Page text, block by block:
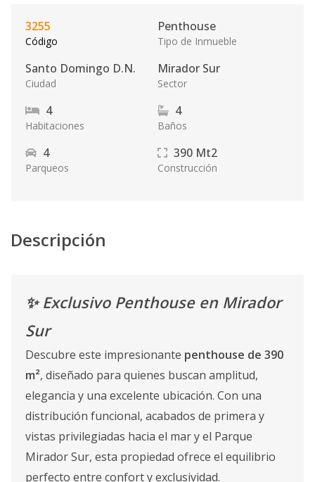
3255
Código
Penthouse
Tipo de Inmueble
Santo Domingo D.N.
Ciudad
Mirador Sur
Sector
4
Habitaciones
4
Baños
4
Parqueos
390 Mt2
Construcción
Descripción
✨ Exclusivo Penthouse en Mirador
Sur
Descubre este impresionante penthouse de 390
m², diseñado para quienes buscan amplitud,
elegancia y una excelente ubicación. Con una
distribución funcional, acabados de primera y
vistas privilegiadas hacia el mar y el Parque
Mirador Sur, esta propiedad ofrece el equilibrio
perfecto entre confort y exclusividad.